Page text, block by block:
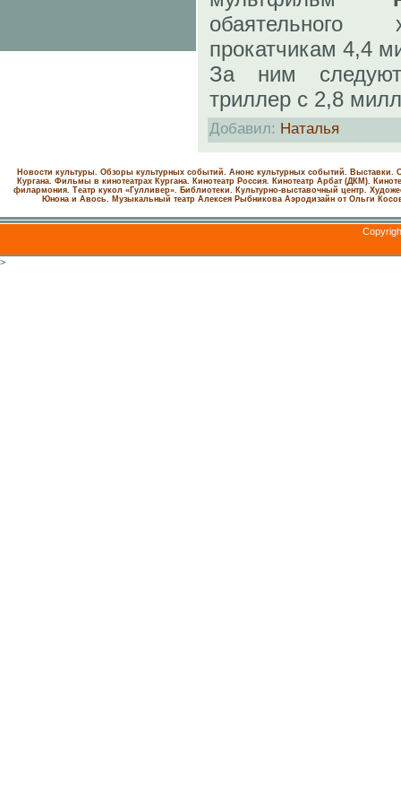
обаятельного
прокатчикам 4,4
За ним
триллер с 2,8
Добавил: Наталья
Новости культуры. Обзоры культурных событий. Анонс культурных событий. Выставки.
Кургана. Фильмы в кинотеатрах Кургана.
Кинотеатр Россия. Кинотеатр Арбат (ДКМ).
филармония. Театр кукол «Гулливер». Библиотеки. Культурно-выставочный центр.
Юнона и Авось. Музыкальный театр Алексея Рыбникова Аэродизайн от Ольги
>